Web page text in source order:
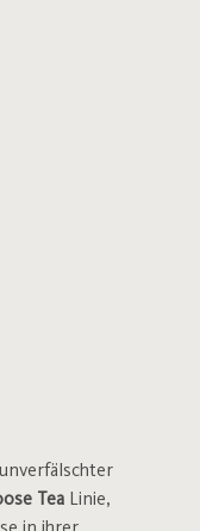
Tea Linie,